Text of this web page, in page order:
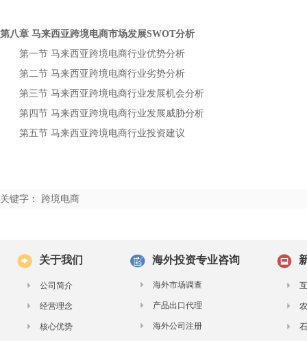
第八章 马来西亚跨境电商市场发展SWOT分析
第一节 马来西亚跨境电商行业优势分析
第二节 马来西亚跨境电商行业劣势分析
第三节 马来西亚跨境电商行业发展机会分析
第四节 马来西亚跨境电商行业发展威胁分析
第五节 马来西亚跨境电商行业投资建议
关键字： 跨境电商
关于我们
公司简介
经营理念
核心优势
海外投资专业咨询
海外市场调查
产品出口代理
海外公司注册